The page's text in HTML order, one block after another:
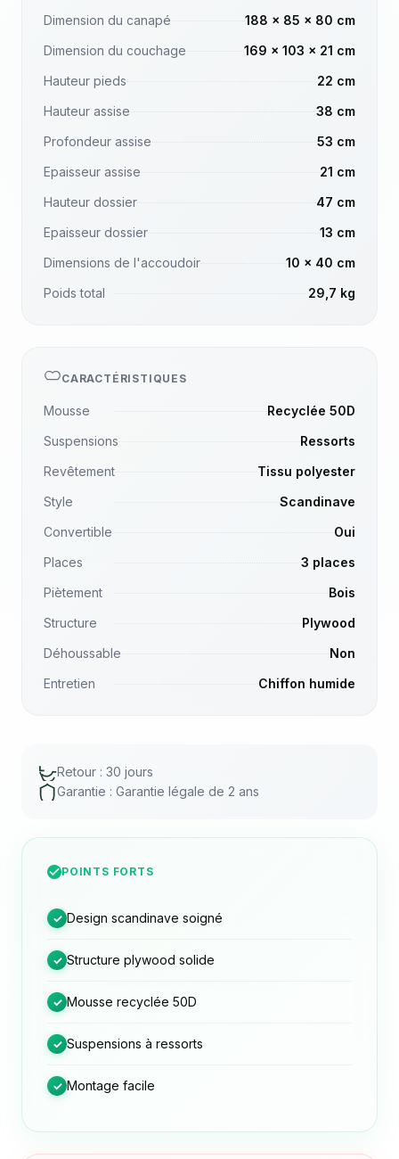
Dimension du canapé
188 x 85 x 80 cm
Dimension du couchage
169 x 103 x 21 cm
Hauteur pieds
22 cm
Hauteur assise
38 cm
Profondeur assise
53 cm
Epaisseur assise
21 cm
Hauteur dossier
47 cm
Epaisseur dossier
13 cm
Dimensions de l'accoudoir
10 x 40 cm
Poids total
29,7 kg
CARACTÉRISTIQUES
Mousse
Recyclée 50D
Suspensions
Ressorts
Revêtement
Tissu polyester
Style
Scandinave
Convertible
Oui
Places
3 places
Piètement
Bois
Structure
Plywood
Déhoussable
Non
Entretien
Chiffon humide
Retour : 30 jours
Garantie : Garantie légale de 2 ans
POINTS FORTS
✓ Design scandinave soigné
✓ Structure plywood solide
✓ Mousse recyclée 50D
✓ Suspensions à ressorts
✓ Montage facile